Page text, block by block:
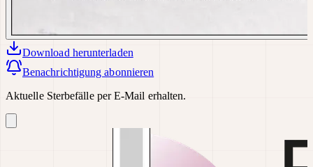
Download herunterladen
Benachrichtigung abonnieren
Aktuelle Sterbefälle per E-Mail erhalten.